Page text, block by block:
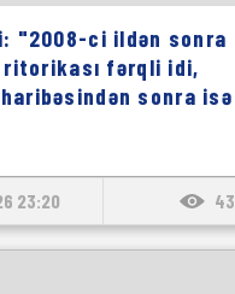
"2008-ci ildən sonra
fərqli idi,
sonra isə
23:20 43